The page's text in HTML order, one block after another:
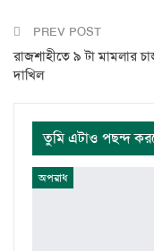
PREV POST
রাজশাহীতে ৯ টা মামলার
দাখিল
তুমি এটাও পছন্দ
অপরাধ